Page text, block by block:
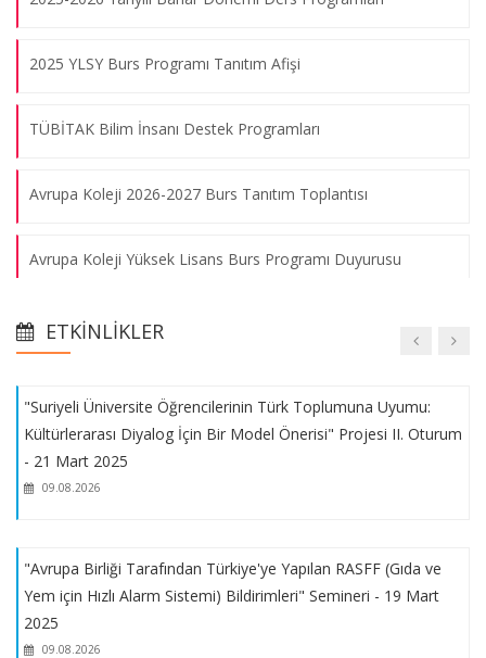
2025 YLSY Burs Programı Tanıtım Afişi
TÜBİTAK Bilim İnsanı Destek Programları
Avrupa Koleji 2026-2027 Burs Tanıtım Toplantısı
Avrupa Koleji Yüksek Lisans Burs Programı Duyurusu
Kültür ve Medeniyet Vakfı Bursu
2025 YILI KENTBİLİM LİSANSÜSTÜ ARAŞTIRMA DESTEK
PROGRAMI
YEŞİLAY LİSANSÜSTÜ TEZ ARAŞTIRMA BURSU DESTEK
PROGRAMI
ETKINLIKLER
09.08.2026
Volkan Bozkır ile “Türk Dış Politikası ve Avrupa Birliği Süreci”
09.08.2026
Engin Soysal ile “Diplomasi, Müzakere ve Arabuluculuk
09.08.2026
"Suriyeli Üniversite Öğrencilerinin Türk Toplumuna Uyumu:
Kültürlerarası Diyalog İçin Bir Model Önerisi" Projesi II. Oturum
- 21 Mart 2025
09.08.2026
"Avrupa Birliği Tarafından Türkiye'ye Yapılan RASFF (Gıda ve
Yem için Hızlı Alarm Sistemi) Bildirimleri" Semineri - 19 Mart
2025
09.08.2026